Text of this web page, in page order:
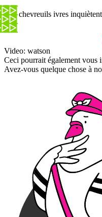
Des chevreuils ivres
Video: watson
Ceci pourrait également vous
Avez-vous quelque chose à